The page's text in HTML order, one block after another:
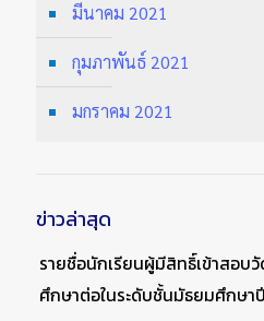
มีนาคม 2021
กุมภาพันธ์ 2021
มกราคม 2021
ข่าวล่าสุด
รายชื่อนักเรียนผู้มีสิทธิ์เข้าสอบ
ศึกษาต่อในระดับชั้นมัธยมศึกษา